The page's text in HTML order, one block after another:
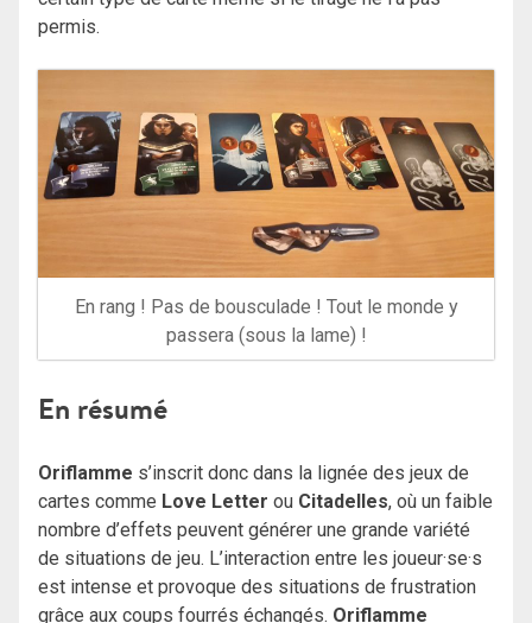
permis.
En rang ! Pas de bousculade ! Tout le monde y
passera (sous la lame) !
En résumé
Oriflamme s’inscrit donc dans la lignée des jeux de
cartes comme Love Letter ou Citadelles, où un faible
nombre d’effets peuvent générer une grande variété
de situations de jeu. L’interaction entre les joueur·se·s
est intense et provoque des situations de frustration
grâce aux coups fourrés échangés. Oriflamme